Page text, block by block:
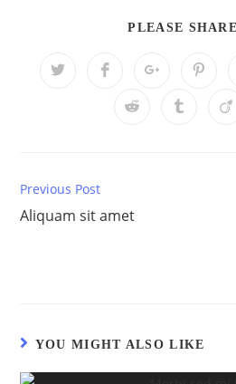
PLEASE
ОткрываетсяОткрывается
новом
окне
Открывается
новом
окне
новом
окне
Открывается
Continue
Previous Post
Aliquam sit amet
YOU MIGHT ALSO LIKE